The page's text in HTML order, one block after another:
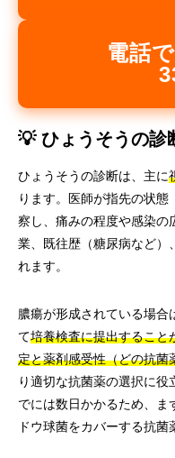
電話
💡 ひょうそうの診
ひょうそうの診断は、主に
ります。医師が指先の状
察し、痛みの程度や感染の
業、既往歴（糖尿病など）
れます。
膿瘍が形成されている場合
て培養検査に提出すること
定と薬剤感受性（どの抗菌
り適切な抗菌薬の選択に役
でには数日かかるため、ま
ドウ球菌をカバーする抗菌